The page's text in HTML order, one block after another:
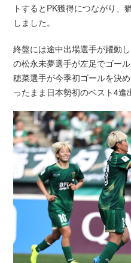
トするとPK獲得につながり、
しました。
終盤には途中出場選手が躍動
の松永未夢選手が左足でゴー
穂菜選手が今季初ゴールを決
ったまま日本勢初のベスト4進